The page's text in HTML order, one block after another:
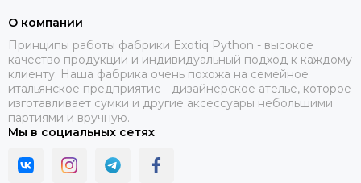
О компании
Принципы работы фабрики Exotiq Python - высокое
качество продукции и индивидуальный подход к каждому
клиенту. Наша фабрика очень похожа на семейное
итальянское предприятие - дизайнерское ателье, которое
изготавливает сумки и другие аксессуары небольшими
партиями и вручную.
Мы в социальных сетях